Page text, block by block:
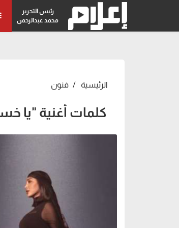
رئيس التحرير
محمد عبدالرحمن
الرئيسية فنون
كلمات أغنية "يا